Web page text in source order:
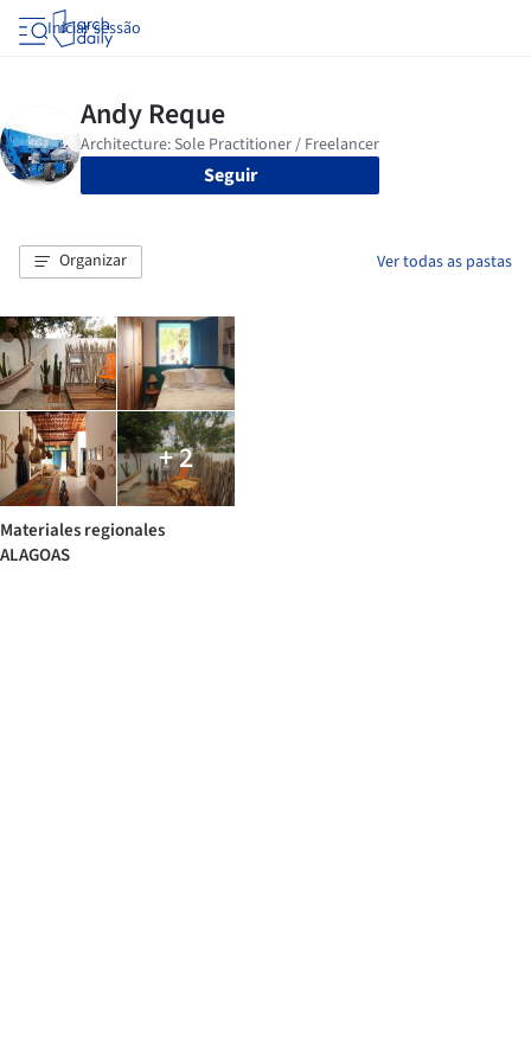
Iniciar sessão
Seguir
Organizar Ver todas as pastas
+ 2
Materiales regionales
ALAGOAS